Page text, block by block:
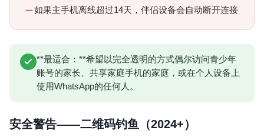
如果主手机离线超过14天，伴侣设备会自动断开连接
**最适合：**希望以完全透明的方式偶尔访问青少年
账号的家长、共享家庭手机的家庭，或在个人设备上
使用WhatsApp的任何人。
安全警告——二维码钓鱼（2024+）